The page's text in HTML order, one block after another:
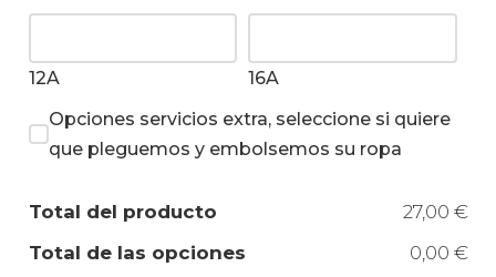
12A
16A
Opciones servicios extra, seleccione si quiere
que pleguemos y embolsemos su ropa
Total del producto
27,00 €
Total de las opciones
0,00 €